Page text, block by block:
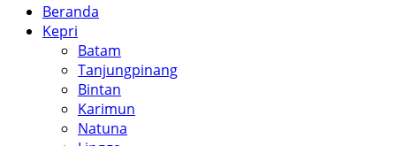
Beranda
Kepri
Batam
Tanjungpinang
Bintan
Karimun
Natuna